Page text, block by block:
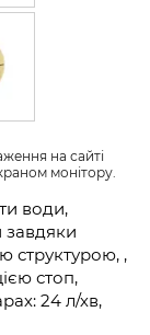
на сайті
монітору.
води,
завдяки
структурою, ,
стоп,
24 л/хв,